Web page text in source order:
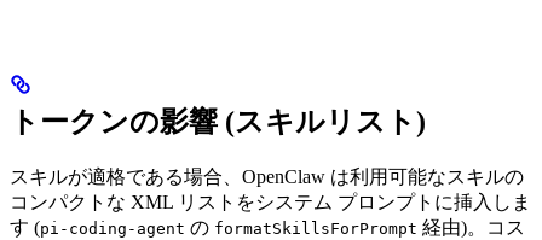
トークンの影響 (スキルリスト)
スキルが適格である場合、OpenClaw は利用可能なスキルの
コンパクトな XML リストをシステム プロンプトに挿入しま
す (pi-coding-agent の formatSkillsForPrompt 経由)。コス